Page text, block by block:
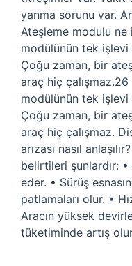
yanma sorunu var.
Ateşleme modulu ne
modülünün tek işlevi
Çoğu zaman, bir
araç hiç
modülünün tek işlevi
Çoğu zaman, bir
araç hiç çalışmaz.
arızası nasıl
belirtileri şunlardır:
eder. • Sürüş
patlamaları olur. •
Aracın yüksek
tüketiminde artış